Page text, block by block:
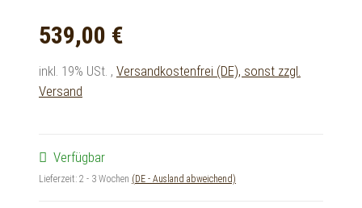
539,00 €
inkl. 19% USt. , Versandkostenfrei (DE), sonst zzgl.
Versand
Verfügbar
Lieferzeit: 2 - 3 Wochen (DE - Ausland abweichend)